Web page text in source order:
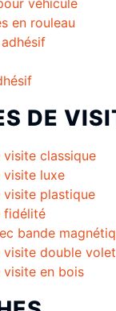
véhicule
en rouleau
DE
classique
visite luxe
visite plastique
fidélité
bande
visite double volet
visite en bois